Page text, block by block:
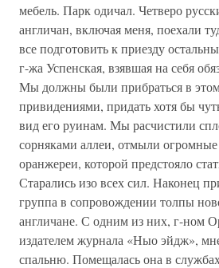
мебель. Парк одичал. Четверо
англичан, включая меня, поехали
все подготовить к приезду
г-жа Успенская, взявшая на себя
Мы должны были прибраться в
привидениями, придать хотя бы
вид его руинам. Мы расчистили
сорняками аллеи, отмыли
оранжереи, которой предстояло
Старались изо всех сил. Наконец
группа в сопровождении толпы
англичане. С одним из них, г-ном
издателем журнала «Ныо эйдж»,
спальню. Помещалась она в